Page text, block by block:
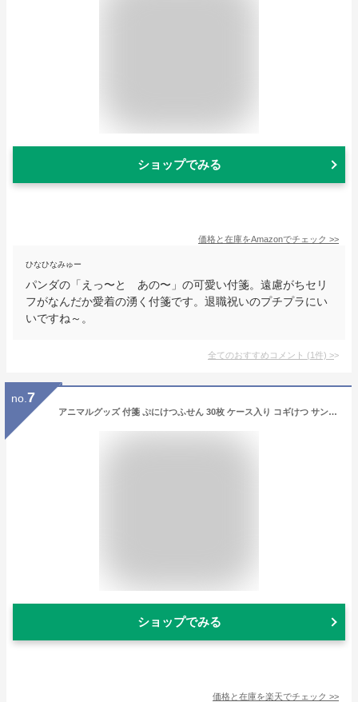
ショップでみる
価格と在庫をAmazonでチェック >>
ひなひなみゅー
パンダの「えっ〜と あの〜」の可愛い付箋。遠慮がちセリ
フがなんだか愛着の湧く付箋です。退職祝いのプチプラにい
いですね～。
全てのおすすめコメント (1件) >
no. 7
アニマルグッズ 付箋 ぷにけつふせん 30枚 ケース入り コギけつ サンスター文具 可愛い 犬雑貨 グッズ メール便可 シネマコレクション
ショップでみる
価格と在庫を楽天でチェック >>